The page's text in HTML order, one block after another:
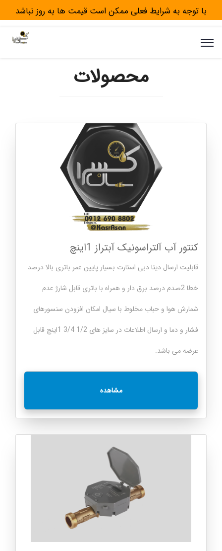
با توجه به شرایط فعلی ممکن است قیمت ها به روز نباشد
محصولات
کنتور آب آلتراسونیک آبتراز 1اینچ
قابلیت ارسال دیتا دبی استارت بسیار پایین عمر باتری بالا درصد
خطا 2صدم درصد برق دار و همراه با باتری قابل شارژ عدم
شمارش هوا و حباب مخلوط با سیال امکان افزودن سنسورهای
فشار و دما و ارسال اطلاعات در سایز های 1/2 3/4 1اینچ قابل
عرضه می باشد.
مشاهده